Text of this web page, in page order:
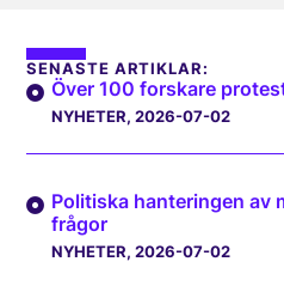
SENASTE ARTIKLAR:
Över 100 forskare
NYHETER, 2026-07-02
Politiska hanteringen av
frågor
NYHETER, 2026-07-02